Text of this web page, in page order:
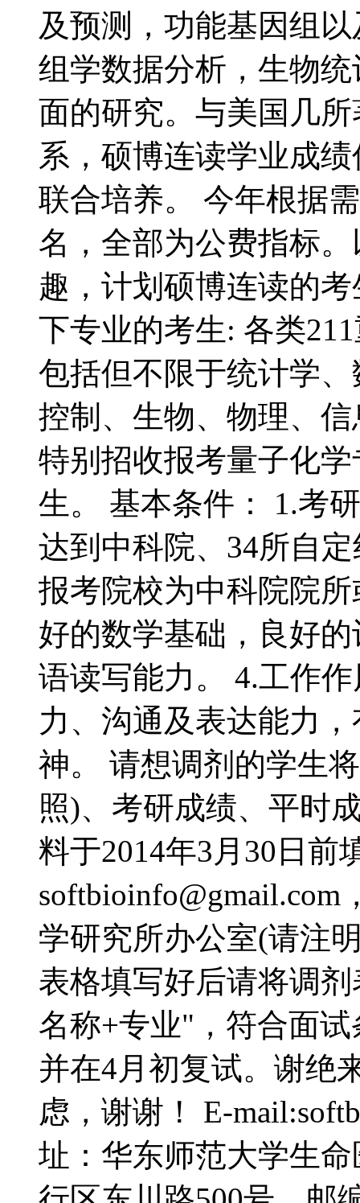
及预测，功能基因组
组学数据分析，生物
面的研究。与美国几
系，硕博连读学业成
联合培养。 今年根据
名，全部为公费指标
趣，计划硕博连读的
下专业的考生: 各类
包括但不限于统计学
控制、生物、物理、
特别招收报考量子化
生。 基本条件： 1.考
达到中科院、34所自
报考院校为中科院院
好的数学基础，良好
语读写能力。 4.工作
力、沟通及表达能力
神。 请想调剂的学生
照)、考研成绩、平时
料于2014年3月30日前
学研究所办公室(请注
表格填写好后请将调
名称+专业"，符合面
并在4月初复试。谢绝
虑，谢谢！ E-
址：华东师范大学生